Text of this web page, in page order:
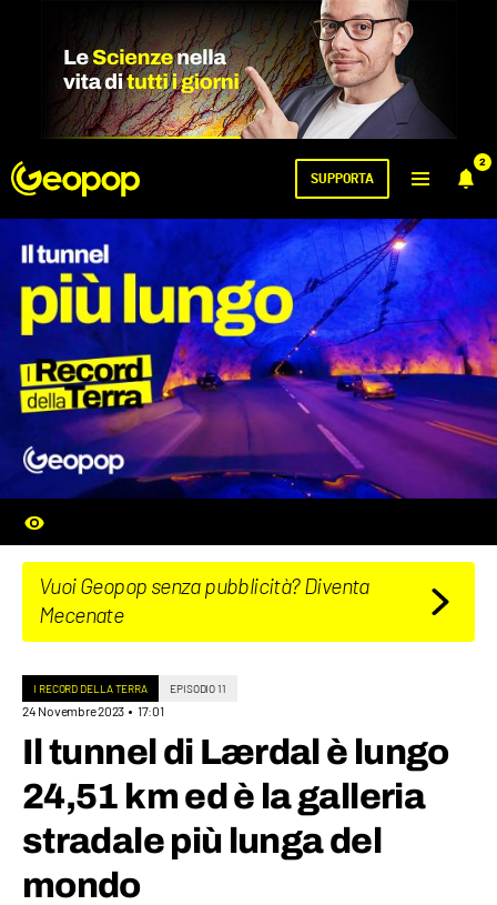
2
SUPPORTA
Vuoi Geopop senza pubblicità? Diventa
Mecenate
I RECORD DELLA TERRA EPISODIO 11
24 Novembre 2023 17:01
Il tunnel di Lærdal è lungo
24,51 km ed è la galleria
stradale più lunga del
mondo